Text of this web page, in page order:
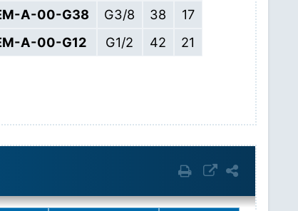
A-00-G38
G3/8 38
17
A-00-G12
G1/2 42 21